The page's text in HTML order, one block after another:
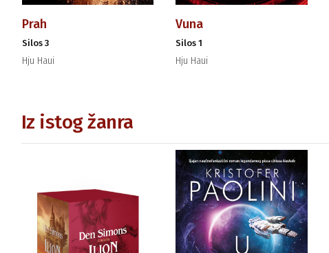
Prah
Silos 3
Hju Haui
Vuna
Silos 1
Hju Haui
Iz istog žanra